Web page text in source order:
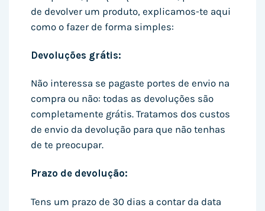
de devolver um produto, explicamos-te aqui
como o fazer de forma simples:
Devoluções grátis:
Não interessa se pagaste portes de envio na
compra ou não: todas as devoluções são
completamente grátis. Tratamos dos custos
de envio da devolução para que não tenhas
de te preocupar.
Prazo de devolução:
Tens um prazo de 30 dias a contar da data